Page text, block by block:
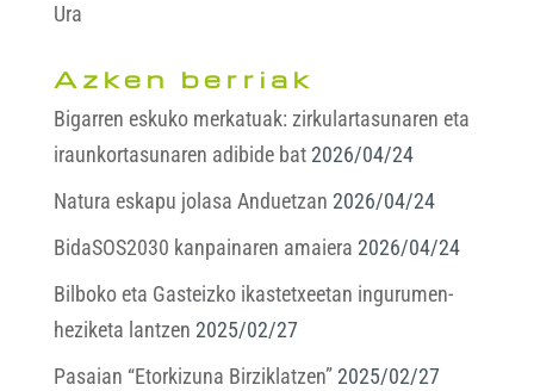
Ura
Azken berriak
Bigarren eskuko merkatuak: zirkulartasunaren eta
iraunkortasunaren adibide bat 2026/04/24
Natura eskapu jolasa Anduetzan 2026/04/24
BidaSOS2030 kanpainaren amaiera 2026/04/24
Bilboko eta Gasteizko ikastetxeetan ingurumen-
heziketa lantzen 2025/02/27
Pasaian “Etorkizuna Birziklatzen” 2025/02/27